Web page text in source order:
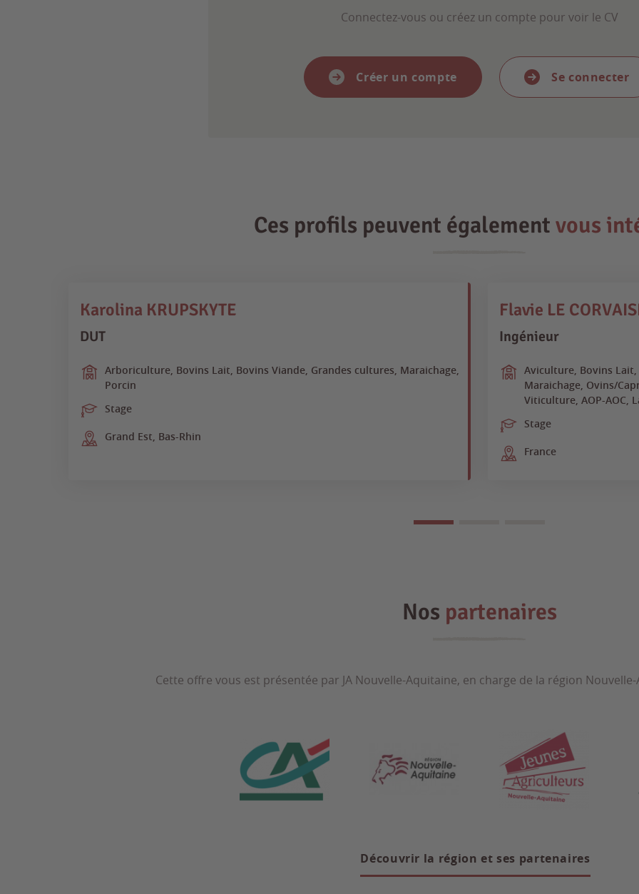
Connectez-vous ou créez un compte pour voir le CV
Créer un compte Se connecter
Ces profils peuvent également vous
Karolina KRUPSKYTE
DUT
Arboriculture, Bovins Lait, Bovins Viande, Grandes cultures, Maraichage,
Porcin
Stage
Grand Est, Bas-Rhin
Flavie LE
Ingénieur
Aviculture, Bovins
Maraichage, Ovins/
Viticulture, AOP-AOC,
Stage
France
Nos partenaires
Cette offre vous est présentée par JA Nouvelle-Aquitaine, en charge de la région
Découvrir la région et ses partenaires